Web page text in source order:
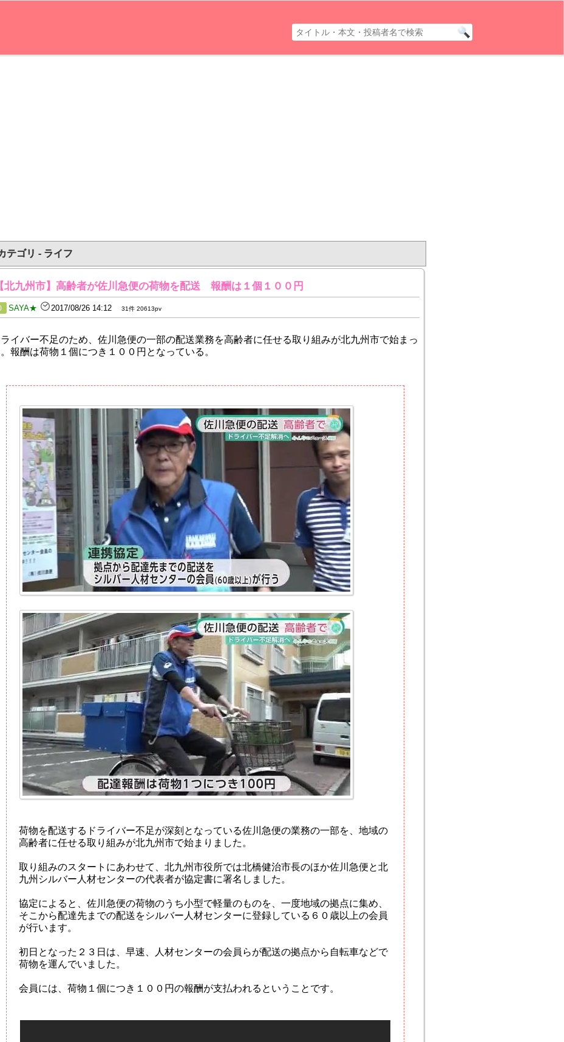
テゴリ - ライフ
北九州市】高齢者が佐川急便の荷物を配送 報酬は１個１００円
SAYA★ 2017/08/26 14:12 31件 20613pv
ライバー不足のため、佐川急便の一部の配送業務を高齢者に任せる取り組みが北九州市で始まっ
報酬は荷物１個につき１００円となっている。
荷物を配送するドライバー不足が深刻となっている佐川急便の業務の一部を、地域の
高齢者に任せる取り組みが北九州市で始まりました。
取り組みのスタートにあわせて、北九州市役所では北橋健治市長のほか佐川急便と北
九州シルバー人材センターの代表者が協定書に署名しました。
協定によると、佐川急便の荷物のうち小型で軽量のものを、一度地域の拠点に集め、
そこから配達先までの配送をシルバー人材センターに登録している６０歳以上の会員
が行います。
初日となった２３日は、早速、人材センターの会員らが配送の拠点から自転車などで
荷物を運んでいました。
会員には、荷物１個につき１００円の報酬が支払われるということです。